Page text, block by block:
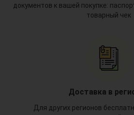
документов к вашей покупке:
товарный чек
Доставка в
Для других регионов
*